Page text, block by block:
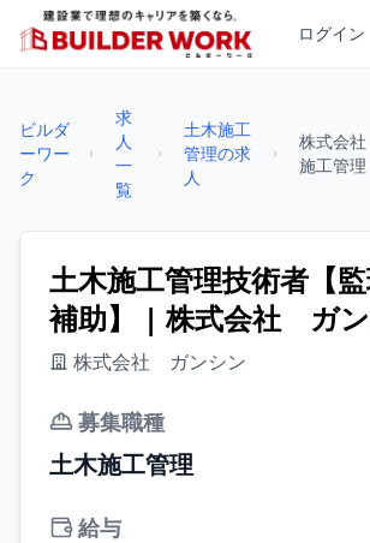
ログイン
ビルダ
ーワー
ク
求
人
一
覧
土木施工
管理の求
人
株式会
施工管
土木施工管理技術者【
補助】 | 株式会社 ガ
株式会社 ガンシン
募集職種
土木施工管理
給与